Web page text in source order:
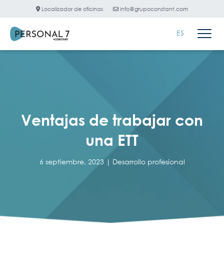
Localizador de oficinas info@grupoconstant.com
ES
Ventajas de trabajar con
una ETT
6 septiembre, 2023 | Desarrollo profesional